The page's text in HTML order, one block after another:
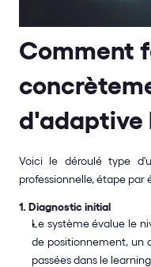
Comment
d'adaptive
Voici le déroulé type
professionnelle, étape par
1. Diagnostic initial
Le système évalue le
de positionnement, un
passées dans le